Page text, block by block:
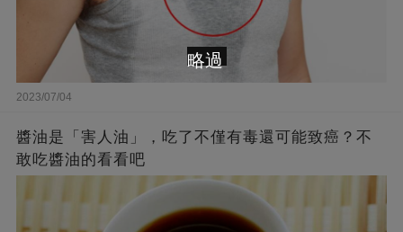
2023/07/04
醬油是「害人油」，吃了不僅有毒還可能致癌？不
敢吃醬油的看看吧
略過